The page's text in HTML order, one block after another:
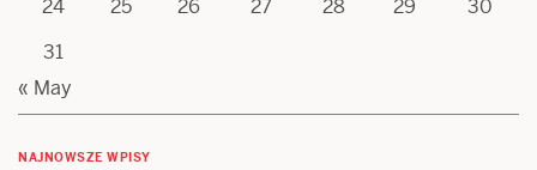
24
25 26 27 28 29
30
31
« May
NAJNOWSZE WPISY